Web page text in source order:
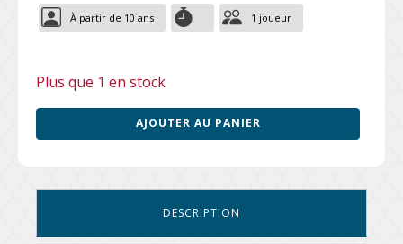
À partir de 10 ans 1 joueur
Plus que 1 en stock
AJOUTER AU PANIER
DESCRIPTION